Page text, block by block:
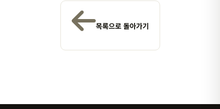
목록으로 돌아가기